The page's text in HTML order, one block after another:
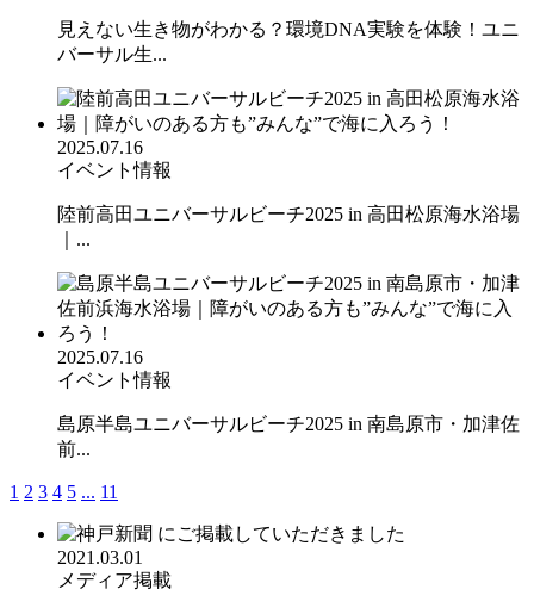
見えない生き物がわかる？環境DNA実験を体験！ユニ
バーサル生...
2025.07.16
イベント情報
陸前高田ユニバーサルビーチ2025 in 高田松原海水浴場
｜...
2025.07.16
イベント情報
島原半島ユニバーサルビーチ2025 in 南島原市・加津佐
前...
1 2 3 4 5 ... 11
2021.03.01
メディア掲載